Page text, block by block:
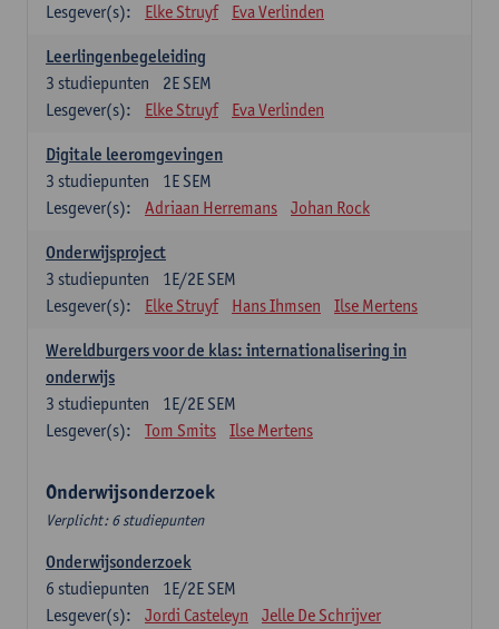
Lesgever(s):
Elke Struyf Eva Verlinden
Leerlingenbegeleiding
2E SEM
3 studiepunten
Lesgever(s):
Elke Struyf Eva Verlinden
Digitale leeromgevingen
1E SEM
3 studiepunten
Lesgever(s):
Adriaan Herremans Johan Rock
Onderwijsproject
1E/2E SEM
3 studiepunten
Lesgever(s):
Elke Struyf Hans Ihmsen Ilse Mertens
Wereldburgers voor de klas: internationalisering in
onderwijs
1E/2E SEM
3 studiepunten
Lesgever(s):
Tom Smits Ilse Mertens
Onderwijsonderzoek
Verplicht: 6 studiepunten
Onderwijsonderzoek
1E/2E SEM
6 studiepunten
Lesgever(s):
Jordi Casteleyn Jelle De Schrijver